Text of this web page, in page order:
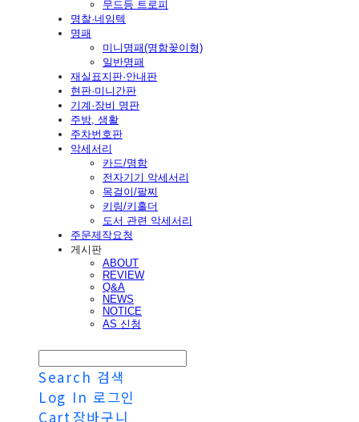
무드등 트로피
명찰·네임텍
명패
미니명패(명함꽂이형)
일반명패
재실표지판·안내판
현판·미니간판
기계·장비 명판
주방, 생활
주차번호판
악세서리
카드/명함
전자기기 악세서리
목걸이/팔찌
키링/키홀더
도서 관련 악세서리
주문제작요청
게시판
ABOUT
REVIEW
Q&A
NEWS
NOTICE
AS 신청
Search 검색
Log In 로그인
Cart 장바구니